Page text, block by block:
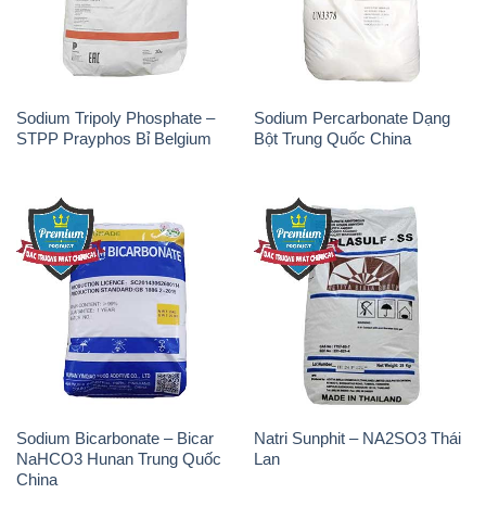
Sodium Tripoly Phosphate –
STPP Prayphos Bỉ Belgium
Sodium Percarbonate Dạng
Bột Trung Quốc China
Sodium Bicarbonate – Bicar
NaHCO3 Hunan Trung Quốc
China
Natri Sunphit – NA2SO3 Thái
Lan